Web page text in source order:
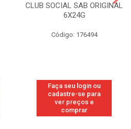
CLUB SOCIAL SAB ORIGINAL
6X24G
Código: 176494
Faça seu login ou
cadastre-se para
ver preços e
comprar